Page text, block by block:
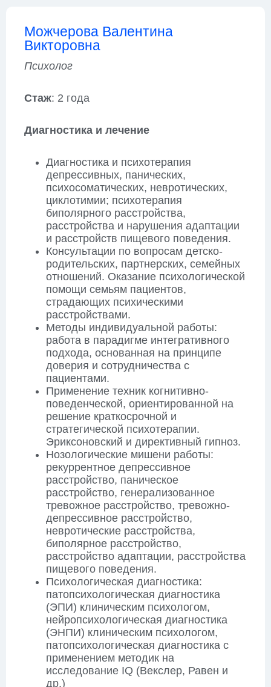
Можчерова Валентина
Викторовна
Психолог
Стаж: 2 года
Диагностика и лечение
Диагностика и психотерапия
депрессивных, панических,
психосоматических, невротических,
циклотимии; психотерапия
биполярного расстройства,
расстройства и нарушения адаптации
и расстройств пищевого поведения.
Консультации по вопросам детско-
родительских, партнерских, семейных
отношений. Оказание психологической
помощи семьям пациентов,
страдающих психическими
расстройствами.
Методы индивидуальной работы:
работа в парадигме интегративного
подхода, основанная на принципе
доверия и сотрудничества с
пациентами.
Применение техник когнитивно-
поведенческой, ориентированной на
решение краткосрочной и
стратегической психотерапии.
Эриксоновский и директивный гипноз.
Нозологические мишени работы:
рекуррентное депрессивное
расстройство, паническое
расстройство, генерализованное
тревожное расстройство, тревожно-
депрессивное расстройство,
невротические расстройства,
биполярное расстройство,
расстройство адаптации, расстройства
пищевого поведения.
Психологическая диагностика:
патопсихологическая диагностика
(ЭПИ) клиническим психологом,
нейропсихологическая диагностика
(ЭНПИ) клиническим психологом,
патопсихологическая диагностика с
применением методик на
исследование IQ (Векслер, Равен и
др.)